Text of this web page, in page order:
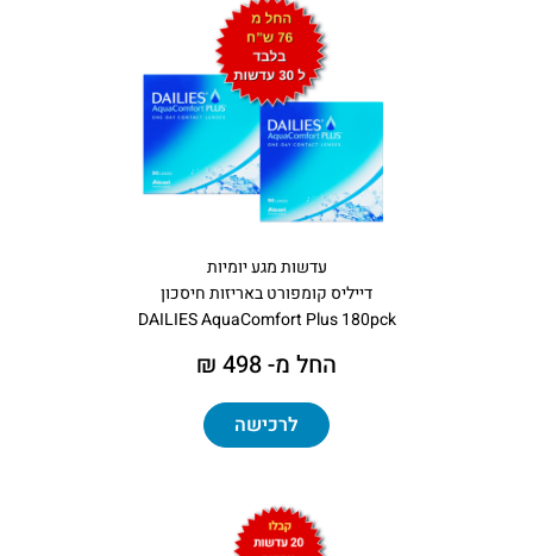
עדשות מגע יומיות
דייליס קומפורט באריזות חיסכון
DAILIES AquaComfort Plus 180pck
החל מ- 498 ₪
לרכישה